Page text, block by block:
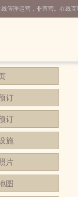
管理运营，非直营。在线
订
订
施
片
图